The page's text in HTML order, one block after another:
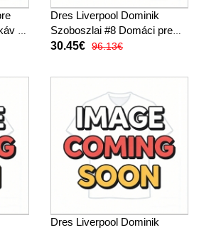
(+
Dres Liverpool Dominik
Szoboszlai #8 Domáci pre
deti 2026-27 Krátky Rukáv (+
30.45€ 96.13€
Dres Liverpool Dominik